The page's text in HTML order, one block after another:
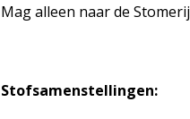
Mag alleen naar de Stomerij
Stofsamenstellingen: